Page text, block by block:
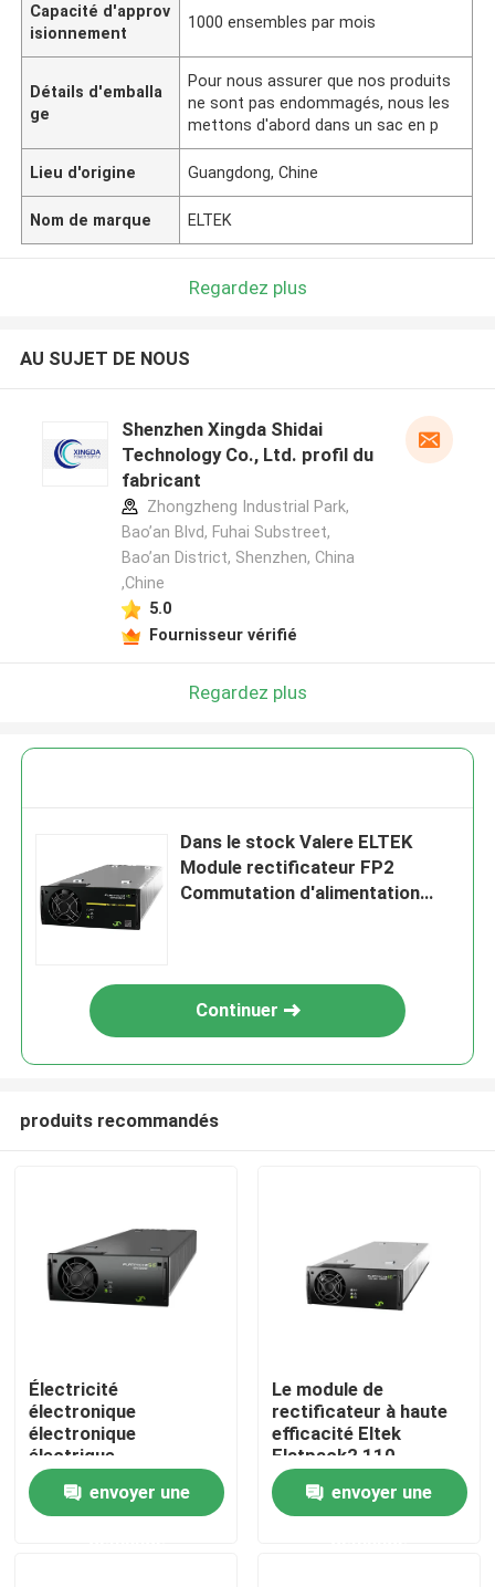
Accueil
A propos de nous
Capacité d'approv
isionnement
1000 ensembles par mois
Détails d'emballa
ge
Pour nous assurer que nos produits
ne sont pas endommagés, nous les
mettons d'abord dans un sac en p
Lieu d'origine Guangdong, Chine
Nom de marque ELTEK
Regardez plus
AU SUJET DE NOUS
Shenzhen Xingda Shidai
Technology Co., Ltd. profil du
fabricant
Zhongzheng Industrial Park,
Bao’an Blvd, Fuhai Substreet,
Bao’an District, Shenzhen, China
,Chine
5.0
Fournisseur vérifié
Regardez plus
Dans le stock Valere ELTEK
Module rectificateur FP2
Commutation d'alimentation
Continuer
produits recommandés
Électricité
électronique
électronique
électrique
électronique
électronique
électronique
envoyer une
Le module de
rectificateur à haute
efficacité Eltek
Flatpack2 110-
125/2000 HE FP2
110/2000 HE WOR
numéro de pièce
envoyer une